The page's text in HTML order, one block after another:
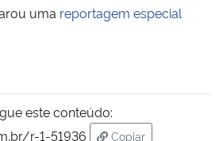
uma reportagem especial
este conteúdo:
r-1-51936
Copiar